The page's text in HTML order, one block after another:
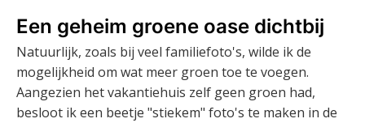
Een geheim groene oase dichtbij
Natuurlijk, zoals bij veel familiefoto's, wilde ik de
mogelijkheid om wat meer groen toe te voegen.
Aangezien het vakantiehuis zelf geen groen had,
besloot ik een beetje "stiekem" foto's te maken in de